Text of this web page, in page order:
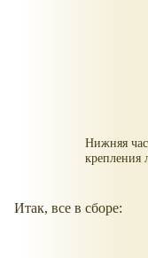
Нижняя
крепления
Итак, все в сборе: